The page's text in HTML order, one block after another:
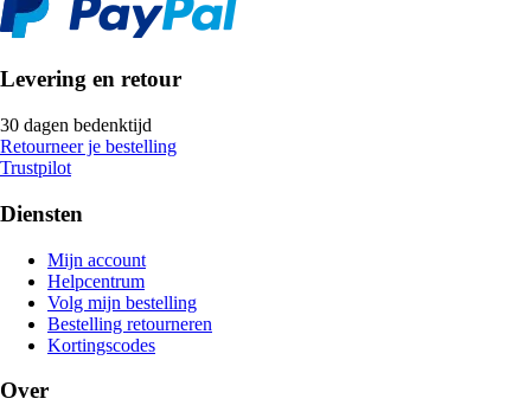
Levering en retour
30 dagen bedenktijd
Retourneer je bestelling
Trustpilot
Diensten
Mijn account
Helpcentrum
Volg mijn bestelling
Bestelling retourneren
Kortingscodes
Over